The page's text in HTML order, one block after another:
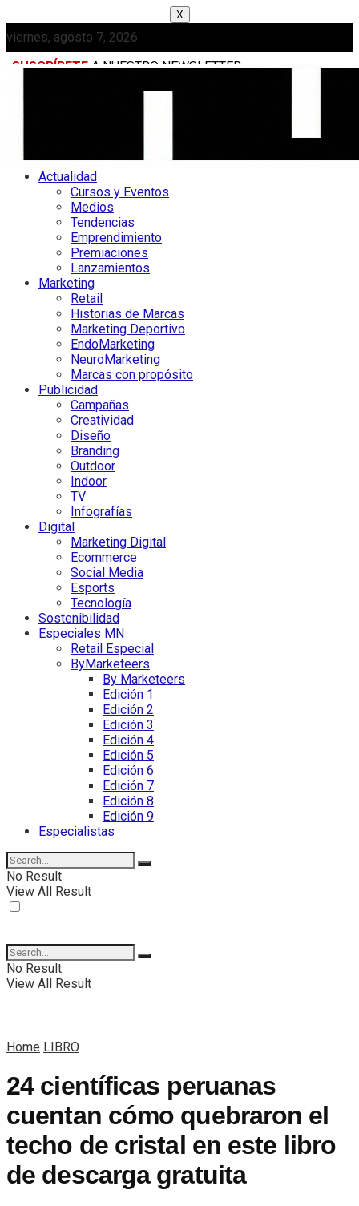
X
viernes, agosto 7, 2026
SUSCRÍBETE A NUESTRO NEWSLETTER
Actualidad
Cursos y Eventos
Medios
Tendencias
Emprendimiento
Premiaciones
Lanzamientos
Marketing
Retail
Historias de Marcas
Marketing Deportivo
EndoMarketing
NeuroMarketing
Marcas con propósito
Publicidad
Campañas
Creatividad
Diseño
Branding
Outdoor
Indoor
TV
Infografías
Digital
Marketing Digital
Ecommerce
Social Media
Esports
Tecnología
Sostenibilidad
Especiales MN
Retail Especial
ByMarketeers
By Marketeers
Edición 1
Edición 2
Edición 3
Edición 4
Edición 5
Edición 6
Edición 7
Edición 8
Edición 9
Especialistas
No Result
View All Result
No Result
View All Result
Home LIBRO
24 científicas peruanas
cuentan cómo quebraron el
techo de cristal en este libro
de descarga gratuita